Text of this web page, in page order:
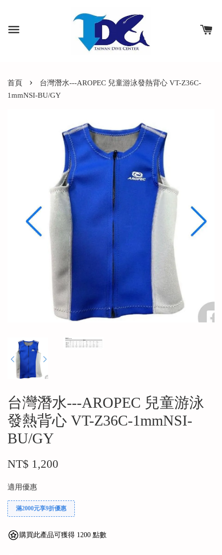
首頁 ›
台灣潛水---AROPEC 兒童游泳發熱背心 VT-Z36C-
1mmNSI-BU/GY
台灣潛水---AROPEC 兒童游泳
發熱背心 VT-Z36C-1mmNSI-
BU/GY
NT$ 1,200
適用優惠
滿2000元享9折優惠
購買此產品可獲得 1200 點數